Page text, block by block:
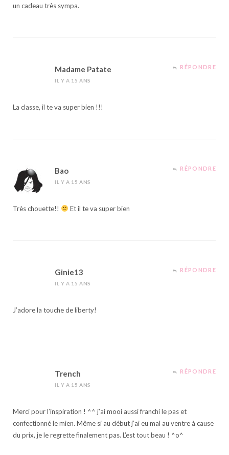
un cadeau très sympa.
Madame Patate
IL Y A 15 ANS
RÉPONDRE
La classe, il te va super bien !!!
Bao
IL Y A 15 ANS
RÉPONDRE
Très chouette!! Et il te va super bien
Ginie13
IL Y A 15 ANS
RÉPONDRE
J’adore la touche de liberty!
Trench
IL Y A 15 ANS
RÉPONDRE
Merci pour l’inspiration ! ^^ j’ai mooi aussi franchi le pas et
confectionné le mien. Même si au début j’ai eu mal au ventre à cause
du prix, je le regrette finalement pas. L’est tout beau ! ^o^